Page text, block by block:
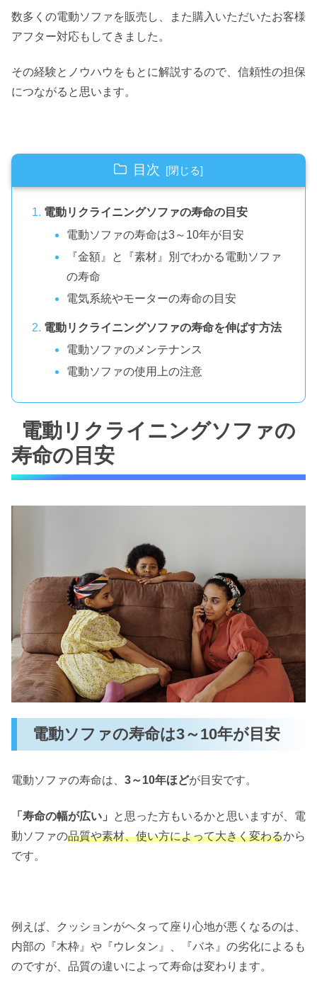
数多くの電動ソファを販売し、また購入いただいたお客様
アフター対応もしてきました。
その経験とノウハウをもとに解説するので、信頼性の担保
につながると思います。
目次
電動リクライニングソファの寿命の目安
電動ソファの寿命は3～10年が目安
『金額』と『素材』別でわかる電動ソファ
の寿命
電気系統やモーターの寿命の目安
電動リクライニングソファの寿命を伸ばす方法
電動ソファのメンテナンス
電動ソファの使用上の注意
電動リクライニングソファの
寿命の目安
電動ソファの寿命は3～10年が目安
電動ソファの寿命は、 3～10年ほどが目安です。
「寿命の幅が広い」
と思った方もいるかと思いますが、電
動ソファの品質や素材、使い方によって大きく変わるから
です。
例えば、クッションがヘタって座り心地が悪くなるのは、
内部の『木枠』や『ウレタン』、『バネ』の劣化によるも
のですが、品質の違いによって寿命は変わります。